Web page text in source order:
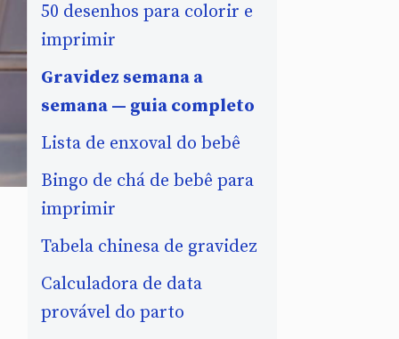
50 desenhos para colorir e
imprimir
Gravidez semana a
semana — guia completo
Lista de enxoval do bebê
Bingo de chá de bebê para
imprimir
Tabela chinesa de gravidez
Calculadora de data
provável do parto